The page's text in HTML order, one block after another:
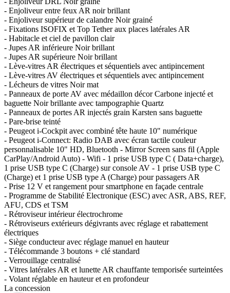
- Enjoliveur entre feux AR noir brillant
- Enjoliveur supérieur de calandre Noir grainé
- Fixations ISOFIX et Top Tether aux places latérales AR
- Habitacle et ciel de pavillon clair
- Jupes AR inférieure Noir brillant
- Jupes AR supérieure Noir brillant
- Lève-vitres AR électriques et séquentiels avec antipincement
- Lève-vitres AV électriques et séquentiels avec antipincement
- Lécheurs de vitres Noir mat
- Panneaux de porte AV avec médaillon décor Carbone injecté et
baguette Noir brillante avec tampographie Quartz
- Panneaux de portes AR injectés grain Karsten sans baguette
- Pare-brise teinté
- Peugeot i-Cockpit avec combiné tête haute 10" numérique
- Peugeot i-Connect: Radio DAB avec écran tactile couleur
personnalisable 10" HD, Bluetooth - Mirror Screen sans fil (Apple
CarPlay/Android Auto) - Wifi - 1 prise USB type C ( Data+charge),
1 prise USB type C (Charge) sur console AV - 1 prise USB type C
(Charge) et 1 prise USB type A (Charge) pour passagers AR
- Prise 12 V et rangement pour smartphone en façade centrale
- Programme de Stabilité Electronique (ESC) avec ASR, ABS, REF,
AFU, CDS et TSM
- Rétroviseur intérieur électrochrome
- Rétroviseurs extérieurs dégivrants avec réglage et rabattement
électriques
- Siège conducteur avec réglage manuel en hauteur
- Télécommande 3 boutons + clé standard
- Verrouillage centralisé
- Vitres latérales AR et lunette AR chauffante temporisée surteintées
- Volant réglable en hauteur et en profondeur
La concession